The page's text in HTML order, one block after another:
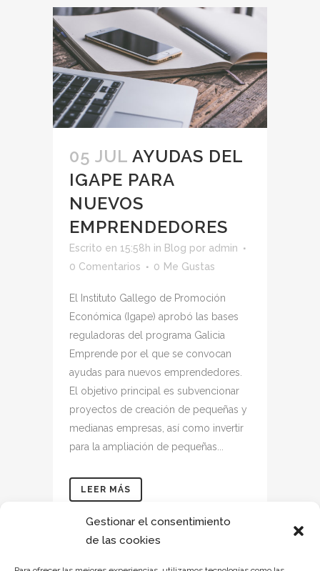
Gestionar el consentimiento
de las cookies
05 JUL AYUDAS DEL
IGAPE PARA
NUEVOS
EMPRENDEDORES
Escrito en 15:58h in Blog por admin
0 Comentarios
0 Me Gustas
El Instituto Gallego de Promoción
Económica (Igape) aprobó las bases
reguladoras del programa Galicia
Emprende por el que se convocan
ayudas para nuevos emprendedores.
El objetivo principal es subvencionar
proyectos de creación de pequeñas y
medianas empresas, así como invertir
para la ampliación de pequeñas...
LEER MÁS